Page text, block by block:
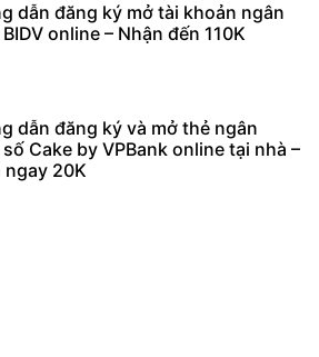
dẫn đăng ký mở tài khoản ngân
online – Nhận đến 110K
dẫn đăng ký và mở thẻ ngân
Cake by VPBank online tại nhà –
ngay 20K